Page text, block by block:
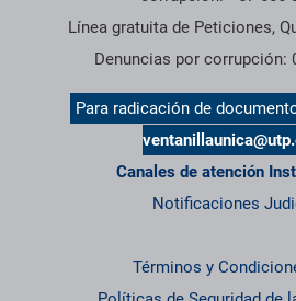
Línea gratuita de Peticiones,
Denuncias por corrupción:
Para radicación de
Canales de atención
Notificaciones
Términos y